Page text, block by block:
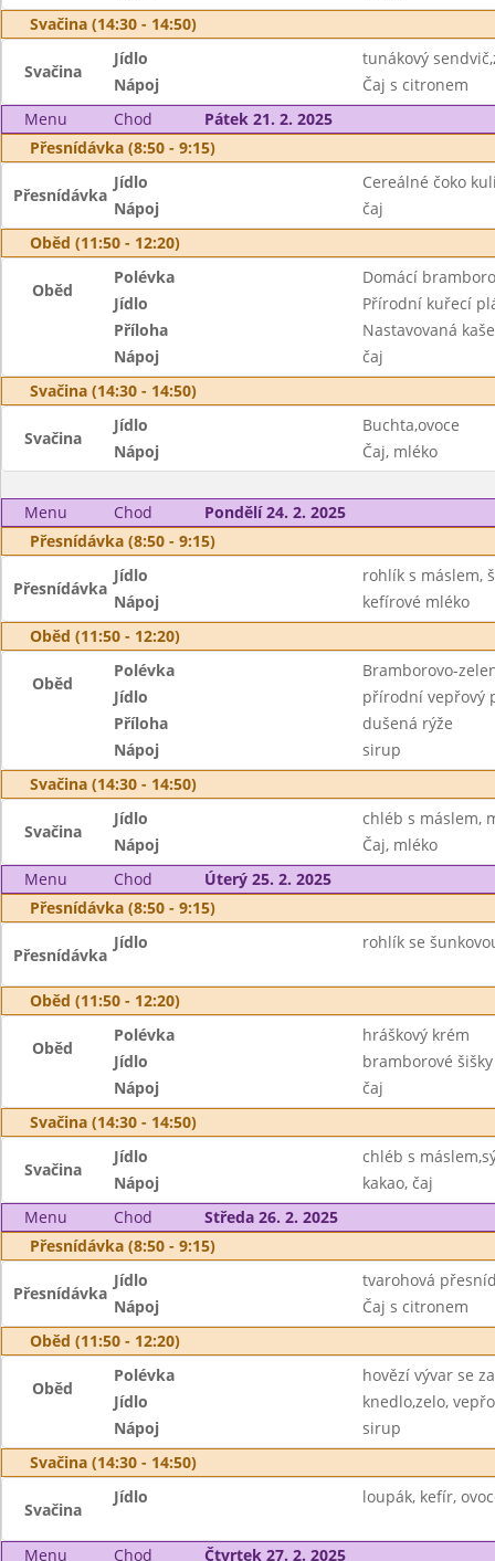
Svačina (14:30 - 14:50)
Svačina
Jídlo
tunákový
Nápoj
Čaj s citronem
Menu
Chod
Pátek 21. 2. 2025
Přesnídávka (8:50 - 9:15)
Přesnídávka
Jídlo
Cereálné čoko
Nápoj
čaj
Oběd (11:50 - 12:20)
Oběd
Polévka
Domácí
Jídlo
Přírodní kuřecí
Příloha
Nastavovaná kaše
Nápoj
čaj
Svačina (14:30 - 14:50)
Svačina
Jídlo
Buchta,ovoce
Nápoj
Čaj, mléko
Menu Chod
Pondělí 24. 2. 2025
Přesnídávka (8:50 - 9:15)
Přesnídávka
Jídlo
rohlík s máslem,
Nápoj
kefírové mléko
Oběd (11:50 - 12:20)
Oběd
Polévka
Bramborovo-
Jídlo
přírodní vepřový
Příloha
dušená rýže
Nápoj
sirup
Svačina (14:30 - 14:50)
Svačina
Jídlo
chléb s máslem,
Nápoj
Čaj, mléko
Menu
Chod
Úterý 25. 2. 2025
Přesnídávka (8:50 - 9:15)
Přesnídávka
Jídlo rohlík se
Oběd (11:50 - 12:20)
Oběd
Polévka
hráškový krém
Jídlo
bramborové
Nápoj
čaj
Svačina (14:30 - 14:50)
Svačina
Jídlo
chléb s
Nápoj
kakao, čaj
Menu
Chod
Středa 26. 2. 2025
Přesnídávka (8:50 - 9:15)
Přesnídávka
Jídlo
tvarohová
Nápoj
Čaj s citronem
Oběd (11:50 - 12:20)
Oběd
Polévka
hovězí vývar se
Jídlo
knedlo,zelo, vepřo
Nápoj
sirup
Svačina (14:30 - 14:50)
Svačina
Jídlo loupák, kefír,
Menu Chod
Čtvrtek 27. 2. 2025